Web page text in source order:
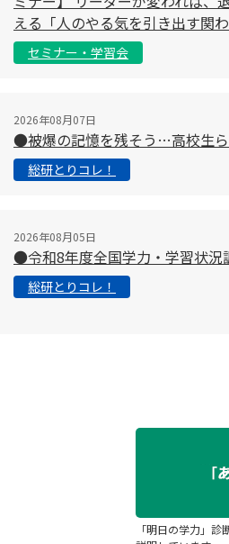
える「人のやる気を引き出す関
セミナー・学習会
2026年08月07日
●被爆の記憶を残そう…高校生
総研とりコレ！
2026年08月05日
●令和8年度全国学力・学習状況
総研とりコレ！
「明日の学力」